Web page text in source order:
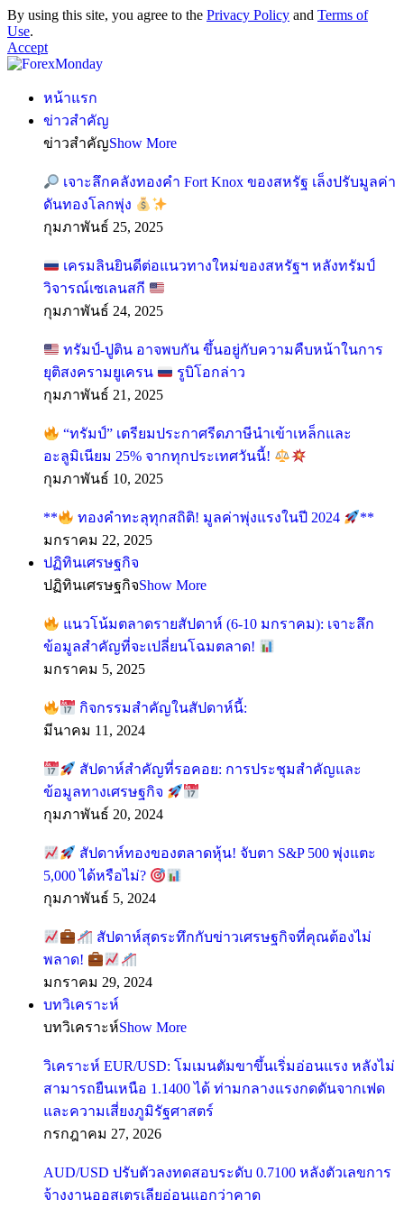
By using this site, you agree to the Privacy Policy and Terms of
Use.
Accept
หน้าแรก
ข่าวสำคัญ
ข่าวสำคัญShow More
เจาะลึกคลังทองคำ Fort Knox ของสหรัฐ เล็งปรับมูลค่า
ดันทองโลกพุ่ง
กุมภาพันธ์ 25, 2025
เครมลินยินดีต่อแนวทางใหม่ของสหรัฐฯ หลังทรัมป์
วิจารณ์เซเลนสกี
กุมภาพันธ์ 24, 2025
ทรัมป์-ปูติน อาจพบกัน ขึ้นอยู่กับความคืบหน้าในการ
ยุติสงครามยูเครน
รูบิโอกล่าว
กุมภาพันธ์ 21, 2025
“ทรัมป์” เตรียมประกาศรีดภาษีนำเข้าเหล็กและ
อะลูมิเนียม 25% จากทุกประเทศวันนี้!
กุมภาพันธ์ 10, 2025
** ทองคำทะลุทุกสถิติ! มูลค่าพุ่งแรงในปี 2024
**
มกราคม 22, 2025
ปฏิทินเศรษฐกิจ
ปฏิทินเศรษฐกิจShow More
แนวโน้มตลาดรายสัปดาห์ (6-10 มกราคม): เจาะลึก
ข้อมูลสำคัญที่จะเปลี่ยนโฉมตลาด!
มกราคม 5, 2025
กิจกรรมสำคัญในสัปดาห์นี้:
มีนาคม 11, 2024
สัปดาห์สำคัญที่รอคอย: การประชุมสำคัญและ
ข้อมูลทางเศรษฐกิจ
กุมภาพันธ์ 20, 2024
สัปดาห์ทองของตลาดหุ้น! จับตา S&P 500 พุ่งแตะ
5,000 ได้หรือไม่?
กุมภาพันธ์ 5, 2024
สัปดาห์สุดระทึกกับข่าวเศรษฐกิจที่คุณต้องไม่
พลาด!
มกราคม 29, 2024
บทวิเคราะห์
บทวิเคราะห์Show More
วิเคราะห์ EUR/USD: โมเมนตัมขาขึ้นเริ่มอ่อนแรง หลังไม่
สามารถยืนเหนือ 1.1400 ได้ ท่ามกลางแรงกดดันจากเฟด
และความเสี่ยงภูมิรัฐศาสตร์
กรกฎาคม 27, 2026
AUD/USD ปรับตัวลงทดสอบระดับ 0.7100 หลังตัวเลขการ
จ้างงานออสเตรเลียอ่อนแอกว่าคาด